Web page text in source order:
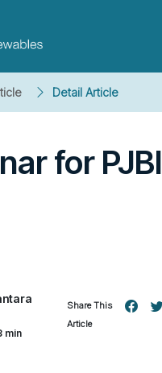
Detail Article
for PJBI
min
Share This
Article